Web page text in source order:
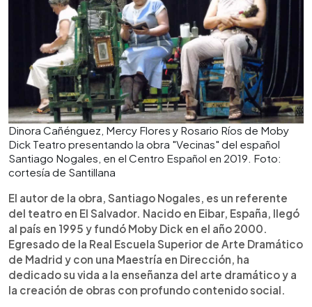
Dinora Cañénguez, Mercy Flores y Rosario Ríos de Moby
Dick Teatro presentando la obra "Vecinas" del español
Santiago Nogales, en el Centro Español en 2019. Foto:
cortesía de Santillana
El autor de la obra, Santiago Nogales, es un referente
del teatro en El Salvador. Nacido en Eibar, España, llegó
al país en 1995 y fundó Moby Dick en el año 2000.
Egresado de la Real Escuela Superior de Arte Dramático
de Madrid y con una Maestría en Dirección, ha
dedicado su vida a la enseñanza del arte dramático y a
la creación de obras con profundo contenido social.